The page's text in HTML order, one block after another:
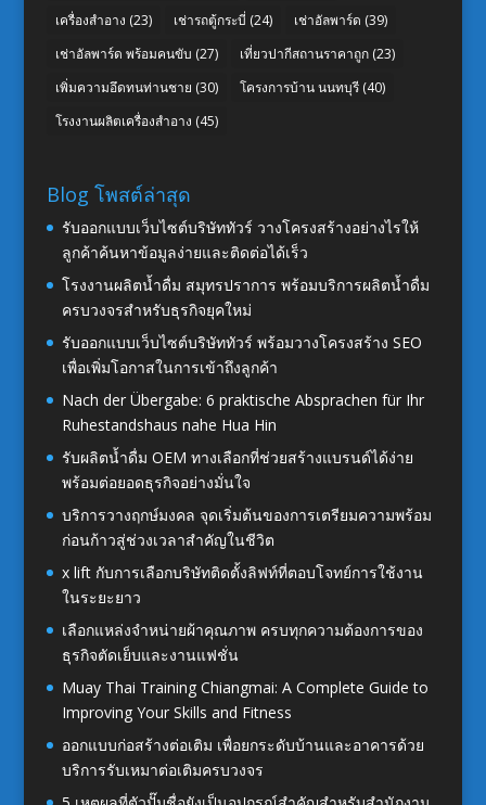
เครื่องสำอาง (23) เช่ารถตู้กระบี่ (24) เช่าอัลพาร์ด (39)
เช่าอัลพาร์ด พร้อมคนขับ (27) เที่ยวปากีสถานราคาถูก(23)
เพิ่มความอึดทนท่านชาย (30) โครงการบ้าน นนทบุรี(40)
โรงงานผลิตเครื่องสำอาง (45)
Blog โพสต์ล่าสุด
รับออกแบบเว็บไซต์บริษัททัวร์ วางโครงสร้างอย่างไรให้
ลูกค้าค้นหาข้อมูลง่ายและติดต่อได้เร็ว
โรงงานผลิตน้ำดื่ม สมุทรปราการ พร้อมบริการผลิตน้ำดื่ม
ครบวงจรสำหรับธุรกิจยุคใหม่
รับออกแบบเว็บไซต์บริษัททัวร์ พร้อมวางโครงสร้าง SEO
เพื่อเพิ่มโอกาสในการเข้าถึงลูกค้า
Nach der Übergabe: 6 praktische Absprachen für Ihr
Ruhestandshaus nahe Hua Hin
รับผลิตน้ำดื่ม OEM ทางเลือกที่ช่วยสร้างแบรนด์ได้ง่าย
พร้อมต่อยอดธุรกิจอย่างมั่นใจ
บริการวางฤกษ์มงคล จุดเริ่มต้นของการเตรียมความพร้อม
ก่อนก้าวสู่ช่วงเวลาสำคัญในชีวิต
x lift กับการเลือกบริษัทติดตั้งลิฟท์ที่ตอบโจทย์การใช้งาน
ในระยะยาว
เลือกแหล่งจำหน่ายผ้าคุณภาพ ครบทุกความต้องการของ
ธุรกิจตัดเย็บและงานแฟชั่น
Muay Thai Training Chiangmai: A Complete Guide to
Improving Your Skills and Fitness
ออกแบบก่อสร้างต่อเติม เพื่อยกระดับบ้านและอาคารด้วย
บริการรับเหมาต่อเติมครบวงจร